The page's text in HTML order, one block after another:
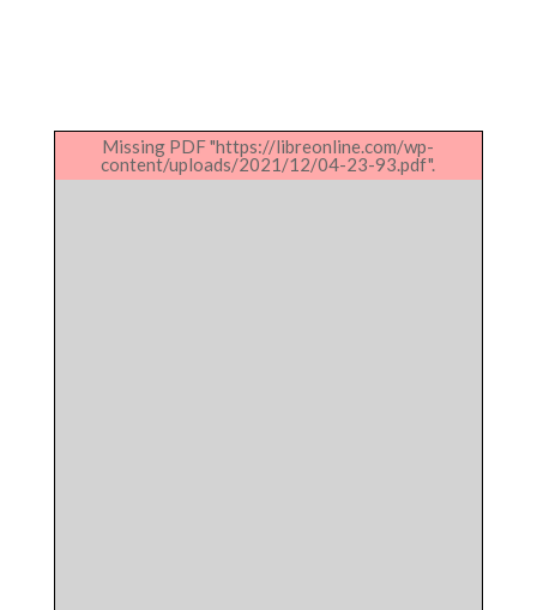
Missing PDF "https://libreonline.com/wp-
content/uploads/2021/12/04-23-93.pdf".